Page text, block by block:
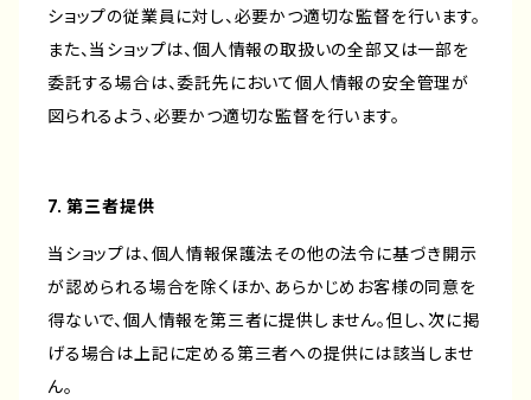
ショップの従業員に対し、必要かつ適切な監督を行います。
また、当ショップは、個人情報の取扱いの全部又は一部を
委託する場合は、委託先において個人情報の安全管理が
図られるよう、必要かつ適切な監督を行います。
7. 第三者提供
当ショップは、個人情報保護法その他の法令に基づき開示
が認められる場合を除くほか、あらかじめお客様の同意を
得ないで、個人情報を第三者に提供しません。但し、次に掲
げる場合は上記に定める第三者への提供には該当しませ
ん。